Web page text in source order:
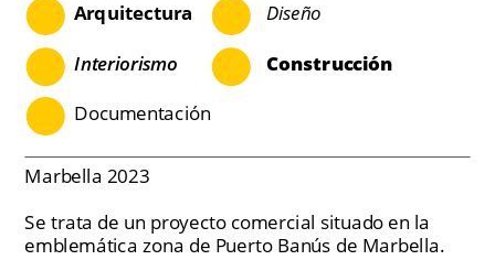
Arquitectura Diseño
Construcción
Interiorismo
Documentación
Marbella 2023
Se trata de un proyecto comercial situado en la
emblemática zona de Puerto Banús de Marbella.